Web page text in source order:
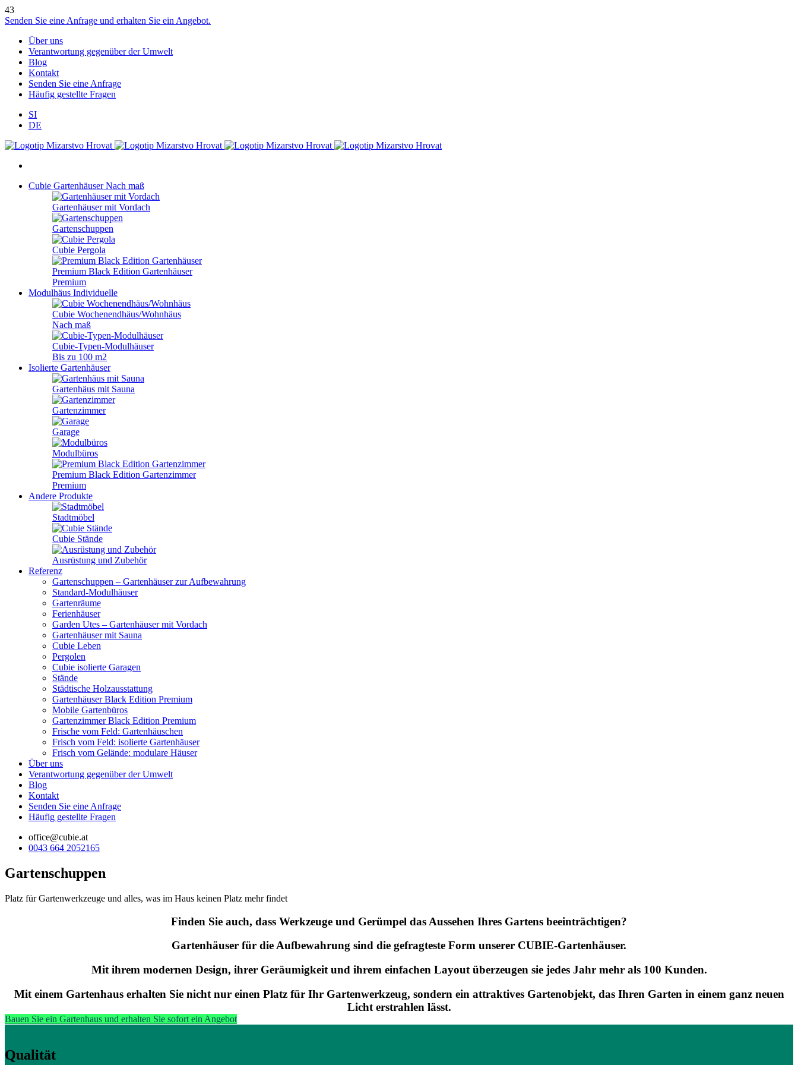
43
Senden Sie eine Anfrage und erhalten Sie ein Angebot.
Über uns
Verantwortung gegenüber der Umwelt
Blog
Kontakt
Senden Sie eine Anfrage
Häufig gestellte Fragen
SI
DE
Cubie GartenhäuserNach maß
Gartenhäuser mit Vordach
Gartenschuppen
Cubie Pergola
Premium Black Edition Gartenhäuser
Premium
Modulhäus Individuelle
Cubie Wochenendhäus/Wohnhäus
Nach maß
Cubie-Typen-Modulhäuser
Bis zu 100 m2
Isolierte Gartenhäuser
Gartenhäus mit Sauna
Gartenzimmer
Garage
Modulbüros
Premium Black Edition Gartenzimmer
Premium
Andere Produkte
Stadtmöbel
Cubie Stände
Ausrüstung und Zubehör
Referenz
Gartenschuppen – Gartenhäuser zur Aufbewahrung
Standard-Modulhäuser
Gartenräume
Ferienhäuser
Garden Utes – Gartenhäuser mit Vordach
Gartenhäuser mit Sauna
Cubie Leben
Pergolen
Cubie isolierte Garagen
Stände
Städtische Holzausstattung
Gartenhäuser Black Edition Premium
Mobile Gartenbüros
Gartenzimmer Black Edition Premium
Frische vom Feld: Gartenhäuschen
Frisch vom Feld: isolierte Gartenhäuser
Frisch vom Gelände: modulare Häuser
Über uns
Verantwortung gegenüber der Umwelt
Blog
Kontakt
Senden Sie eine Anfrage
Häufig gestellte Fragen
office@cubie.at
0043 664 2052165
Gartenschuppen
Platz für Gartenwerkzeuge und alles, was im Haus keinen Platz mehr findet
Finden Sie auch, dass Werkzeuge und Gerümpel das Aussehen Ihres Gartens beeinträchtigen?
Gartenhäuser für die Aufbewahrung sind die gefragteste Form unserer CUBIE-Gartenhäuser.
Mit ihrem modernen Design, ihrer Geräumigkeit und ihrem einfachen Layout überzeugen sie jedes Jahr mehr als 100 Kunden.
Mit einem Gartenhaus erhalten Sie nicht nur einen Platz für Ihr Gartenwerkzeug, sondern ein attraktives Gartenobjekt, das Ihren Garten in einem ganz neuen
Licht erstrahlen lässt.
Bauen Sie ein Gartenhaus und erhalten Sie sofort ein Angebot
Qualität